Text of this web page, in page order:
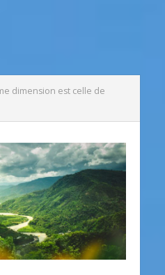
dimension est celle de